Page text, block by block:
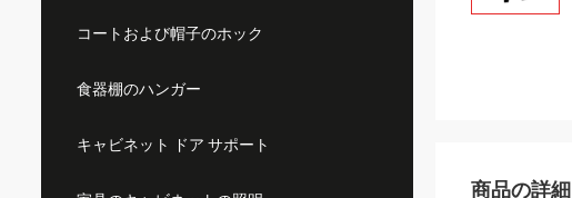
コートおよび帽子のホック
食器棚のハンガー
キャビネット ドア サポート
商品の詳細